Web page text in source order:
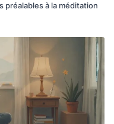
préalables à la méditation